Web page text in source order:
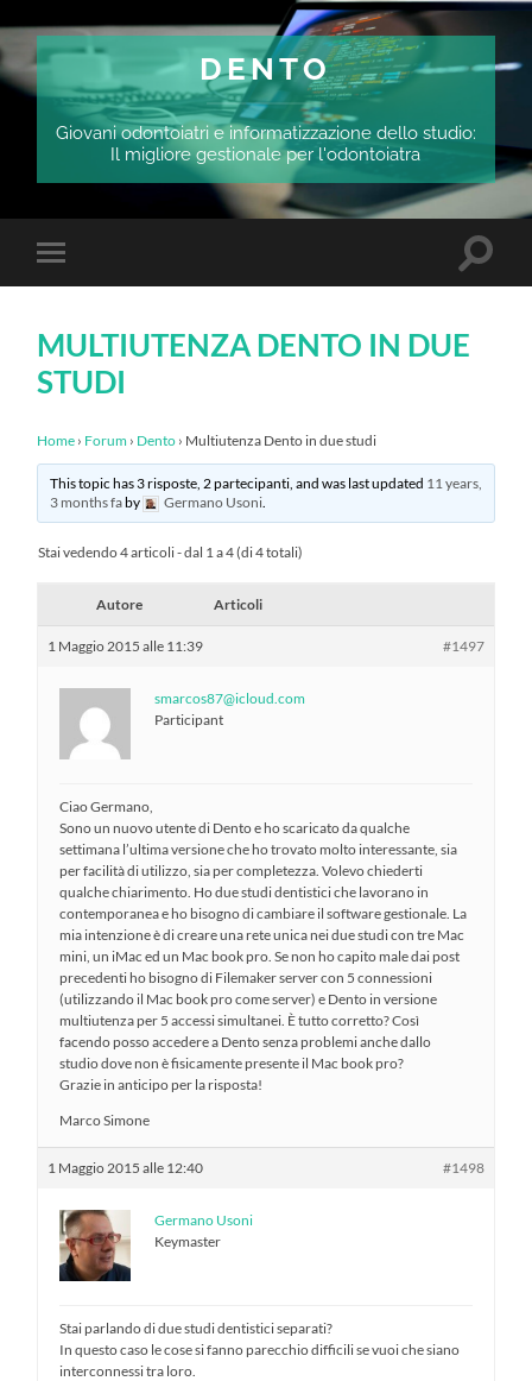
DENTO
Giovani odontoiatri e informatizzazione dello studio:
Il migliore gestionale per l'odontoiatra
Attiva/disattiva
il
dispositivi
mobili
MULTIUTENZA DENTO IN DUE
STUDI
Home › Forum › Dento › Multiutenza Dento in due studi
This topic has 3 risposte, 2 partecipanti, and was last updated 11 years,
3 months faby Germano Usoni.
Stai vedendo 4 articoli - dal 1 a 4 (di 4 totali)
Autore Articoli
1 Maggio 2015 alle 11:39 #1497
smarcos87@icloud.com
Participant
Ciao Germano,
Sono un nuovo utente di Dento e ho scaricato da qualche
settimana l’ultima versione che ho trovato molto interessante, sia
per facilità di utilizzo, sia per completezza. Volevo chiederti
qualche chiarimento. Ho due studi dentistici che lavorano in
contemporanea e ho bisogno di cambiare il software gestionale. La
mia intenzione è di creare una rete unica nei due studi con tre Mac
mini, un iMac ed un Mac book pro. Se non ho capito male dai post
precedenti ho bisogno di Filemaker server con 5 connessioni
(utilizzando il Mac book pro come server) e Dento in versione
multiutenza per 5 accessi simultanei. È tutto corretto? Così
facendo posso accedere a Dento senza problemi anche dallo
studio dove non è fisicamente presente il Mac book pro?
Grazie in anticipo per la risposta!
Marco Simone
1 Maggio 2015 alle 12:40 #1498
Germano Usoni
Keymaster
Stai parlando di due studi dentistici separati?
In questo caso le cose si fanno parecchio difficili se vuoi che siano
interconnessi tra loro.